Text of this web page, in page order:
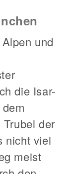
und
die Isar-
der
nicht viel
meist